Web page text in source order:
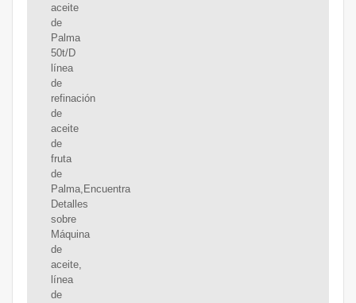
aceite
de
Palma
50t/D
línea
de
refinación
de
aceite
de
fruta
de
Palma,Encuentra
Detalles
sobre
Máquina
de
aceite,
línea
de